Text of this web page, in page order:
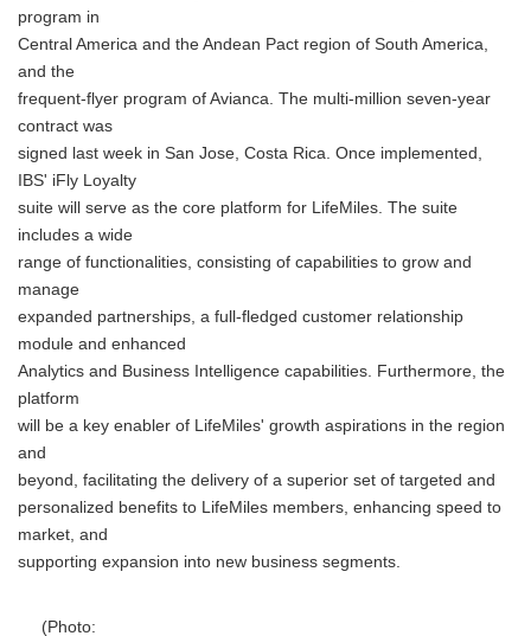
program in
Central America and the Andean Pact region of South America,
and the
frequent-flyer program of Avianca. The multi-million seven-year
contract was
signed last week in San Jose, Costa Rica. Once implemented,
IBS' iFly Loyalty
suite will serve as the core platform for LifeMiles. The suite
includes a wide
range of functionalities, consisting of capabilities to grow and
manage
expanded partnerships, a full-fledged customer relationship
module and enhanced
Analytics and Business Intelligence capabilities. Furthermore, the
platform
will be a key enabler of LifeMiles' growth aspirations in the region
and
beyond, facilitating the delivery of a superior set of targeted and
personalized benefits to LifeMiles members, enhancing speed to
market, and
supporting expansion into new business segments.
(Photo: